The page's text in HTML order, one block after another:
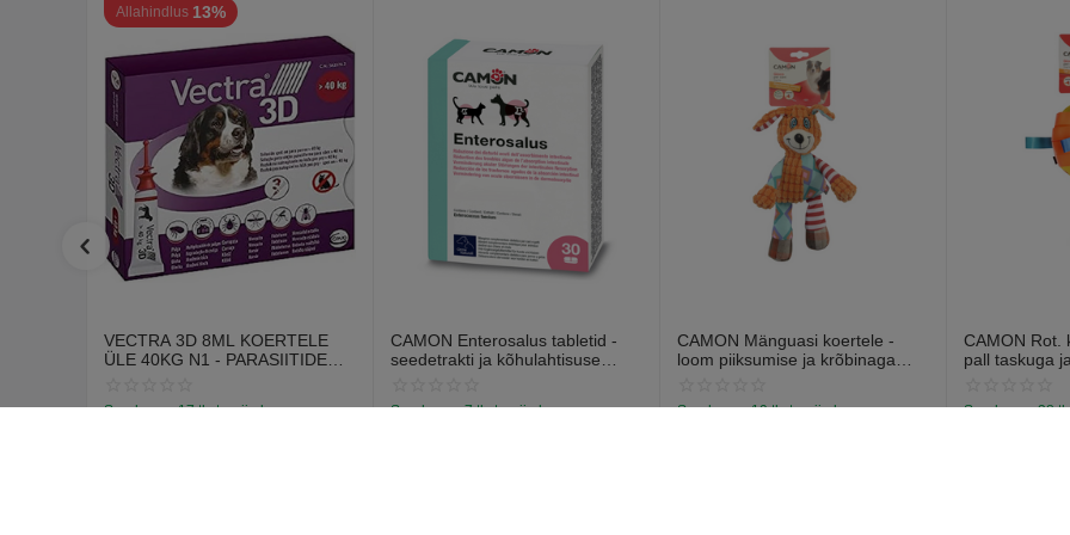
Allahindlus 13%
VECTRA 3D 8ML KOERTELE
ÜLE 40KG N1 - PARASIITIDE
Saadavus: 17 tk. tarnija laos
CAMON Enterosalus tabletid -
seedetrakti ja kõhulahtisuse
Saadavus: 7 tk. tarnija laos
CAMON Mänguasi koertele -
loom piiksumise ja krõbinaga
Saadavus: 19 tk. tarnija laos
CAMON Rot.
pall taskuga
Saadavus: 38